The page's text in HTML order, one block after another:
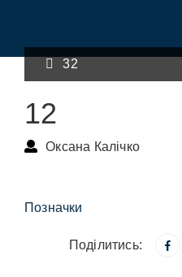
32
12
Оксана Калічко
Позначки
Поділитись: